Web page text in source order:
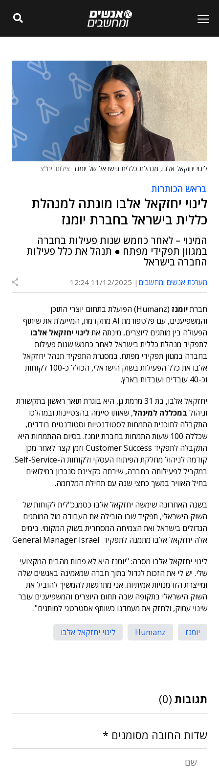
לינוי יחזקאל אלבו, מנהלת כללית בישראל של יומנז. צילום: יח"צ
בראש הכותרות
לינוי יחזקאל אלבו מונתה למנהלת
כללית בישראל בחברת יומנז
המינוי – לאחר כחמש שנות פעילות בחברה
במגוון תפקידי מפתח ● תנהל את כלל פעילות
החברה בישראל
מערכת אנשים ומחשבים 11/12/2025 12:24
חברתיומנז
(Humanz) הפועלת בתחום יוצרי התוכן
והמשפיענים, עם פלטפורמת AI מתקדמת, המייעלת את שיתוף
הפעולה בין מותגים ליוצרים, מינתה אתלינוי יחזקאל אלבו
לתפקיד מנהלת כללית בישראל לאחר כחמש שנות פעילות
בחברה במגוון תפקידי מפתח. במסגרת התפקיד תנהל יחזקאל
אלבו את כלל הפעילות בשוק הישראלי, הכולל כ-100 לקוחות
וכ-40 עובדים ועובדות בארץ.
יחזקאל אלבו, בת 31 מרמת גן, היא בוגרת תואר ראשון בתקשורת
וניהול במכללה למינהל, שאותו סיימה בהצטיינות ובמהלכו
התקבלה לתוכנית התמחות לסטודנטיות וסטודנטים בודדים,
שכללה 100 שעות התמחות בחברת יומנז. בסיום ההתמחות היא
התקבלה לתפקיד Customer Success וזמן קצר לאחר מכן
קודמה לניהול מחלקת הפיתוח העסקי ולקוחות ה-Self-Service.
במקביל לפעילותה בחברה, שירתה כקצינת סנכרון במילואים
בחיל האוויר במשך כחצי שנה עם תחילת המלחמה.
בשנה האחרונה שימשה יחזקאל אלבו כסמנכ"לית לקוחות של
השוק הישראלי, תפקיד שבו הובילה את העבודה מול המותגים
הגדולים בישראל ואת הצמיחה המסחרית בשוק המקומי. בימים
אלה יחזקאל אלבו מתמנה לתפקיד General Manager Israel
לינוי יחזקאל אלבו מסרה: "יומנז היא לא פחות מהבית המקצועי
שלי. יש לי את הזכות לגדול בתוך חברה שמאמינה באנשים שלה
ומייצרת הזדמנויות אמיתיות. אני מתרגשת להמשיך להוביל את
השוק הישראלי בתקופה שבה תחום היוצרים והמשפיענים עובר
שינוי עמוק, ולחזק את מעמדנו כשותף אסטרטגי למותגים".
יומנז Humanz לינוי יחזקאל אלבו
תגובות (0)
שדות החובה מסומנים *